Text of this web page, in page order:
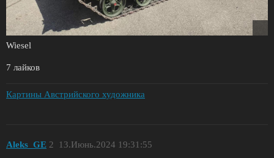
Wiesel
7 лайков
Картины Австрийского художника
Aleks_GE 13.Июнь.2024 19:31:55
2